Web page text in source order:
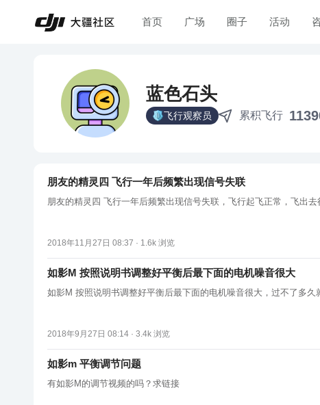
首页 广场 圈子 活动
蓝色石头
飞行观察员 累积飞行
朋友的精灵四 飞行一年后频繁出现信号失联
朋友的精灵四 飞行一年后频繁出现信号失联，飞行起飞正常，飞出
2018年11月27日 08:37 · 1.6k 浏览
如影M 按照说明书调整好平衡后最下面的电机噪音很大
如影M 按照说明书调整好平衡后最下面的电机噪音很大，过不了多
2018年9月27日 08:14 · 3.4k 浏览
如影m 平衡调节问题
有如影M的调节视频的吗？求链接